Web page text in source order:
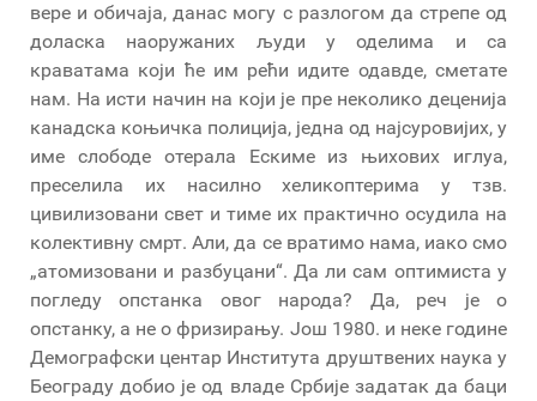
вере и обичаја, данас могу с разлогом да стрепе од
доласка наоружаних људи у оделима и са
краватама који ће им рећи идите одавде, сметате
нам. На исти начин на који је пре неколико деценија
канадска коњичка полиција, једна од најсуровијих, у
име слободе отерала Ескиме из њихових иглуа,
преселила их насилно хеликоптерима у тзв.
цивилизовани свет и тиме их практично осудила на
колективну смрт. Али, да се вратимо нама, иако смо
„атомизовани и разбуцани“. Да ли сам оптимиста у
погледу опстанка овог народа? Да, реч је о
опстанку, а не о фризирању. Још 1980. и неке године
Демографски центар Института друштвених наука у
Београду добио је од владе Србије задатак да баци